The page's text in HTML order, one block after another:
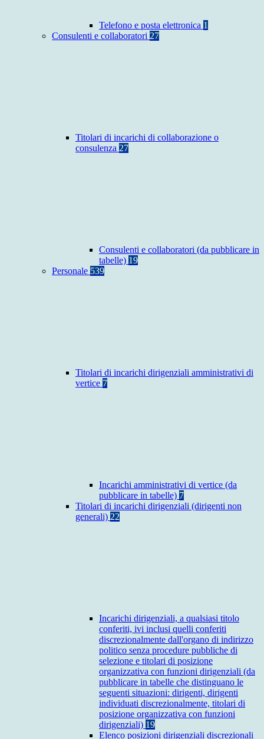
Telefono e posta elettronica 1
Consulenti e collaboratori 27
Titolari di incarichi di collaborazione o
consulenza 27
Consulenti e collaboratori (da pubblicare in
tabelle) 19
Personale 539
Titolari di incarichi dirigenziali amministrativi di
vertice 7
Incarichi amministrativi di vertice (da
pubblicare in tabelle) 7
Titolari di incarichi dirigenziali (dirigenti non
generali) 22
Incarichi dirigenziali, a qualsiasi titolo
conferiti, ivi inclusi quelli conferiti
discrezionalmente dall'organo di indirizzo
politico senza procedure pubbliche di
selezione e titolari di posizione
organizzativa con funzioni dirigenziali (da
pubblicare in tabelle che distinguano le
seguenti situazioni: dirigenti, dirigenti
individuati discrezionalmente, titolari di
posizione organizzativa con funzioni
dirigenziali) 19
Elenco posizioni dirigenziali discrezionali